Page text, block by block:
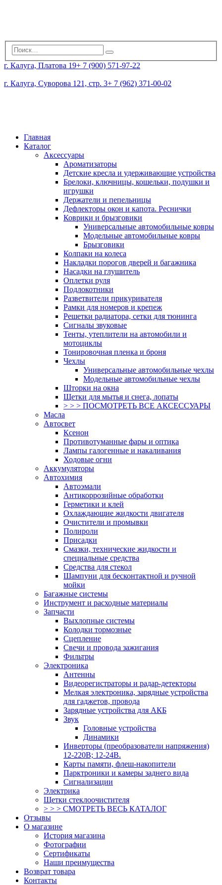
г. Калуга, Платова 19+ 7 (900) 571-97-22
г. Калуга, Суворова 121, стр. 3+ 7 (962) 371-00-02
Главная
Каталог
Аксессуары
Ароматизаторы
Детские кресла и удерживающие устройства
Брелоки, ключницы, кошельки, подушки и
игрушки
Держатели и пепельницы
Дефлекторы окон и капота. Реснички
Коврики и брызговики
Универсальные автомобильные ковры
Модельные автомобильные ковры
Брызговики
Колпаки на колеса
Накладки порогов дверей и багажника
Насадки на глушитель
Оплетки руля
Подлокотники
Разветвители прикуривателя
Рамки для номеров и крепеж
Решетки радиатора, сетки для тюнинга
Сигналы звуковые
Тенты, утеплители на автомобили и
мотоциклы
Тонировочная пленка и броня
Чехлы
Универсальные автомобильные чехлы
Модельные автомобильные чехлы
Шторки на окна
Щетки для мытья и снега, лопаты
> > > ПОСМОТРЕТЬ ВСЕ АКСЕССУАРЫ
Масла
Автосвет
Ксенон
Противотуманные фары и оптика
Лампы галогенные и накаливания
Ходовые огни
Аккумуляторы
Автохимия
Автоэмали
Антикоррозийные обработки
Герметики и клей
Охлаждающие жидкости двигателя
Очистители и промывки
Полироли
Присадки
Смазки, технические жидкости и
специальные средства
Средства для стекол
Шампуни для бесконтактной и ручной
мойки
Багажные системы
Инструмент и расходные материалы
Запчасти
Выхлопные системы
Колодки тормозные
Сцепление
Свечи и провода зажигания
Фильтры
Электроника
Антенны
Видеорегистраторы и радар-детекторы
Мелкая электроника, зарядные устройства
для гаджетов, провода
Зарядные устройства для АКБ
Звук
Головные устройства
Динамики
Инверторы (преобразователи напряжения)
12-220В; 12-24В.
Карты памяти, флеш-накопители
Парктроники и камеры заднего вида
Сигнализации
Электрика
Щетки стеклоочистителя
> > > СМОТРЕТЬ ВЕСЬ КАТАЛОГ
Отзывы
О магазине
История магазина
Фотографии
Сертификаты
Наши преимущества
Возврат товара
Контакты